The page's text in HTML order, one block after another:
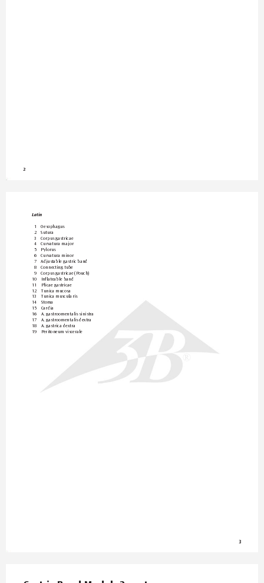
2
Latin
1 Oesophagus
2
Sutura
3
Corpus gastricae
4 Curvatura major
5
Pylorus
6
Curvatura minor
7
Adjustable gastric band
8 Connecting tube
9
Corpus gastricae (Pouch)
10
Inflateable band
11
Plicae gastricae
12
Tunica mucosa
13 Tunica muscularis
14
Stoma
15
Cardia
16 A. gastroomentalis sinistra
17
A. gastroomentalis dextra
18
A. gastrica dextra
19 Peritoneum viscerale
3